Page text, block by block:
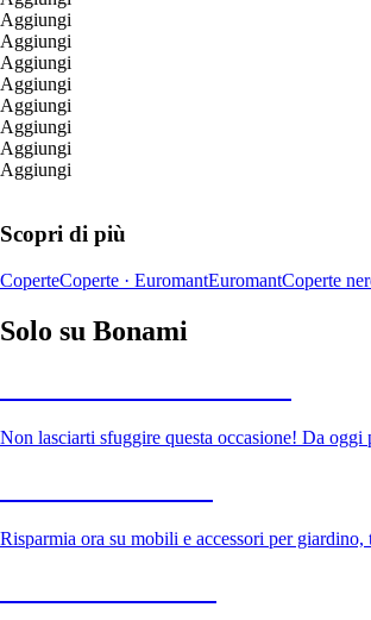
Aggiungi
Aggiungi
Aggiungi
Aggiungi
Aggiungi
Aggiungi
Aggiungi
Aggiungi
Scopri di più
CoperteCoperte · EuromantEuromantCoperte
Solo su Bonami
Non lasciarti sfuggire questa occasione! Da
Risparmia ora su mobili e accessori per